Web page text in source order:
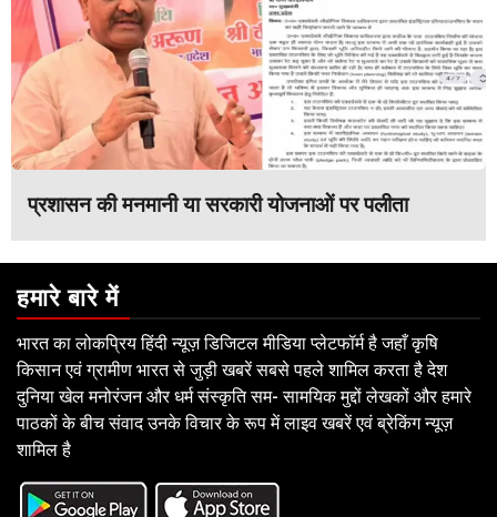
प्रशासन की मनमानी या सरकारी योजनाओं पर पलीता
हमारे बारे में
भारत का लोकप्रिय हिंदी न्यूज़ डिजिटल मीडिया प्लेटफॉर्म है जहाँ कृषि
किसान एवं ग्रामीण भारत से जुड़ी खबरें सबसे पहले शामिल करता है देश
दुनिया खेल मनोरंजन और धर्म संस्कृति सम- सामयिक मुद्दों लेखकों और हमारे
पाठकों के बीच संवाद उनके विचार के रूप में लाइव खबरें एवं ब्रेकिंग न्यूज़
शामिल है